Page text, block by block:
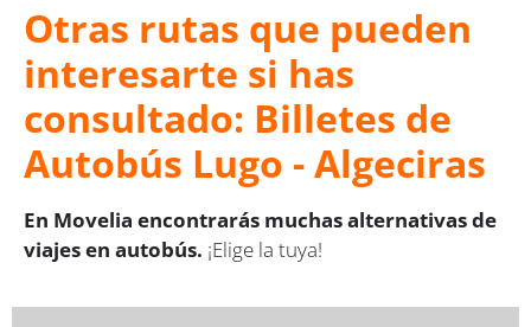
Otras rutas que pueden
interesarte si has
consultado: Billetes de
Autobús Lugo - Algeciras
En Movelia encontrarás muchas alternativas de
viajes en autobús. ¡Elige la tuya!